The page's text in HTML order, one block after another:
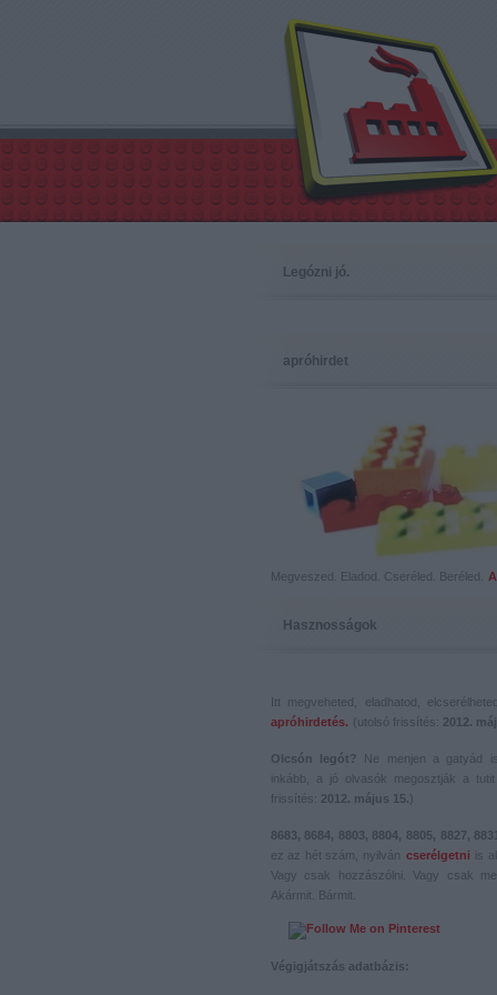
Legózni jó.
apróhirdet
Megveszed. Eladod. Cseréled. Beréled.
Hasznosságok
Itt megveheted, eladhatod,
apróhirdetés. (utolsó frissítés: 2012.
Olcsón legót? Ne menjen a gatyád
inkább, a jó olvasók megosztják a
frissítés: 2012. május 15.)
8683, 8684, 8803, 8804, 8805, 8827, 8831
ez az hét szám, nyilván
cserélgetni
is
Vagy csak hozzászólni. Vagy csak
Akármit. Bármit.
Végigjátszás adatbázis: